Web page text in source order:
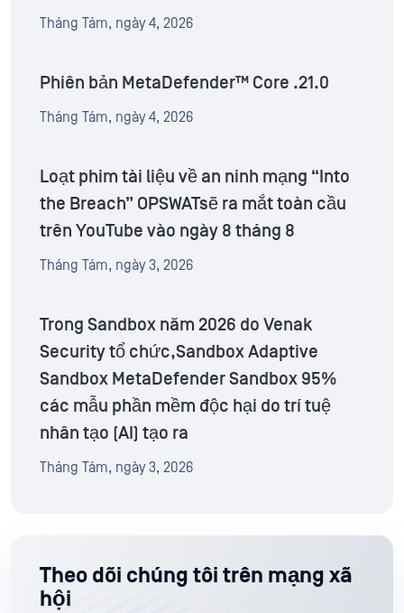
Tháng Tám, ngày 4, 2026
Phiên bản MetaDefender™ Core .21.0
Tháng Tám, ngày 4, 2026
Loạt phim tài liệu về an ninh mạng “Into
the Breach” OPSWATsẽ ra mắt toàn cầu
trên YouTube vào ngày 8 tháng 8
Tháng Tám, ngày 3, 2026
Trong Sandbox năm 2026 do Venak
Security tổ chức,Sandbox Adaptive
Sandbox MetaDefender Sandbox 95%
các mẫu phần mềm độc hại do trí tuệ
nhân tạo (AI) tạo ra
Tháng Tám, ngày 3, 2026
Theo dõi chúng tôi trên mạng xã
hội